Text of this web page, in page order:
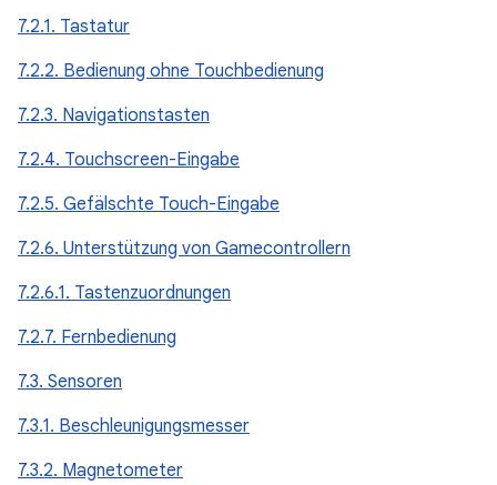
7.2.1. Tastatur
7.2.2. Bedienung ohne Touchbedienung
7.2.3. Navigationstasten
7.2.4. Touchscreen-Eingabe
7.2.5. Gefälschte Touch-Eingabe
7.2.6. Unterstützung von Gamecontrollern
7.2.6.1. Tastenzuordnungen
7.2.7. Fernbedienung
7.3. Sensoren
7.3.1. Beschleunigungsmesser
7.3.2. Magnetometer